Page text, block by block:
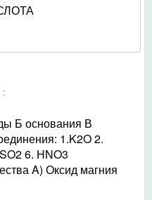
Б основания В
1.K2O 2.
6. HNO3
A) Оксид магния